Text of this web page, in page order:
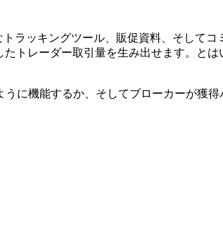
ラッキングツール、販促資料、そして
トレーダー取引量を生み出せます。と
に機能するか、そしてブローカーが獲